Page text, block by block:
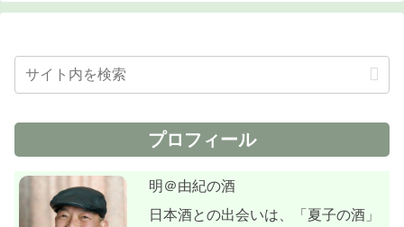
プロフィール
明＠由紀の酒
日本酒との出会いは、「夏子の酒」